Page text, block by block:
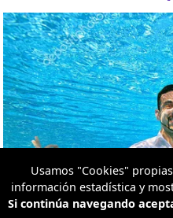
Usamos "Cookies"
información estadística y
Si continúa navegando